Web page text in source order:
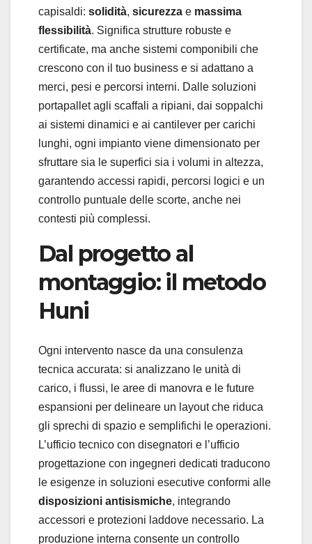
capisaldi: solidità, sicurezza e massima
flessibilità. Significa strutture robuste e
certificate, ma anche sistemi componibili che
crescono con il tuo business e si adattano a
merci, pesi e percorsi interni. Dalle soluzioni
portapallet agli scaffali a ripiani, dai soppalchi
ai sistemi dinamici e ai cantilever per carichi
lunghi, ogni impianto viene dimensionato per
sfruttare sia le superfici sia i volumi in altezza,
garantendo accessi rapidi, percorsi logici e un
controllo puntuale delle scorte, anche nei
contesti più complessi.
Dal progetto al
montaggio: il metodo
Huni
Ogni intervento nasce da una consulenza
tecnica accurata: si analizzano le unità di
carico, i flussi, le aree di manovra e le future
espansioni per delineare un layout che riduca
gli sprechi di spazio e semplifichi le operazioni.
L’ufficio tecnico con disegnatori e l’ufficio
progettazione con ingegneri dedicati traducono
le esigenze in soluzioni esecutive conformi alle
disposizioni antisismiche, integrando
accessori e protezioni laddove necessario. La
produzione interna consente un controllo